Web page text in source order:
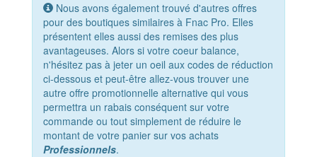
Nous avons également trouvé d'autres offres
pour des boutiques similaires à Fnac Pro. Elles
présentent elles aussi des remises des plus
avantageuses. Alors si votre coeur balance,
n'hésitez pas à jeter un oeil aux codes de réduction
ci-dessous et peut-être allez-vous trouver une
autre offre promotionnelle alternative qui vous
permettra un rabais conséquent sur votre
commande ou tout simplement de réduire le
montant de votre panier sur vos achats
Professionnels.